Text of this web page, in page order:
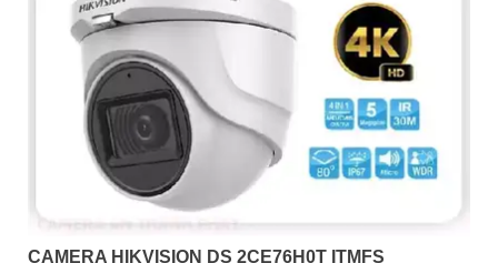
CAMERA HIKVISION DS 2CE76H0T ITMFS